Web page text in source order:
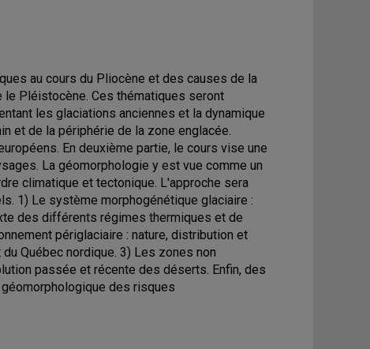
au cours du Pliocène et des causes de la
Pléistocène. Ces thématiques seront
les glaciations anciennes et la dynamique
et de la périphérie de la zone englacée.
En deuxième partie, le cours vise une
La géomorphologie y est vue comme un
climatique et tectonique. L'approche sera
1) Le système morphogénétique glaciaire :
des différents régimes thermiques et de
périglaciaire : nature, distribution et
Québec nordique. 3) Les zones non
passée et récente des déserts. Enfin, des
des risques